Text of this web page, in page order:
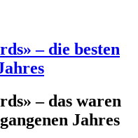
– die besten
– das waren
Jahres